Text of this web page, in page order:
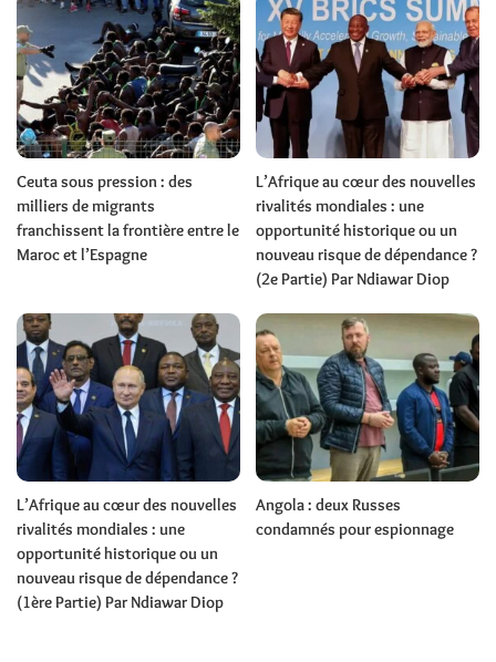
Ceuta sous pression : des
milliers de migrants
franchissent la frontière entre le
Maroc et l’Espagne
L’Afrique au cœur des nouvelles
rivalités mondiales : une
opportunité historique ou un
nouveau risque de dépendance ?
(2e Partie) Par Ndiawar Diop
L’Afrique au cœur des nouvelles
rivalités mondiales : une
opportunité historique ou un
nouveau risque de dépendance ?
(1ère Partie) Par Ndiawar Diop
Angola : deux Russes
condamnés pour espionnage